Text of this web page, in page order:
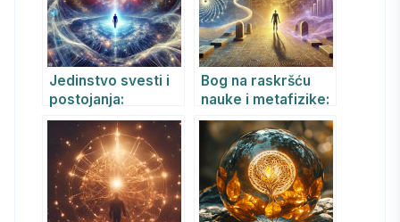
Jedinstvo svesti i
postojanja:
Apsolut, Kvantno
polje i Priroda
Realnosti
Bog na raskršću
nauke i metafizike:
od kvantne fizike i
Biblije do Rovelija i
Jungovog
nesvesnog